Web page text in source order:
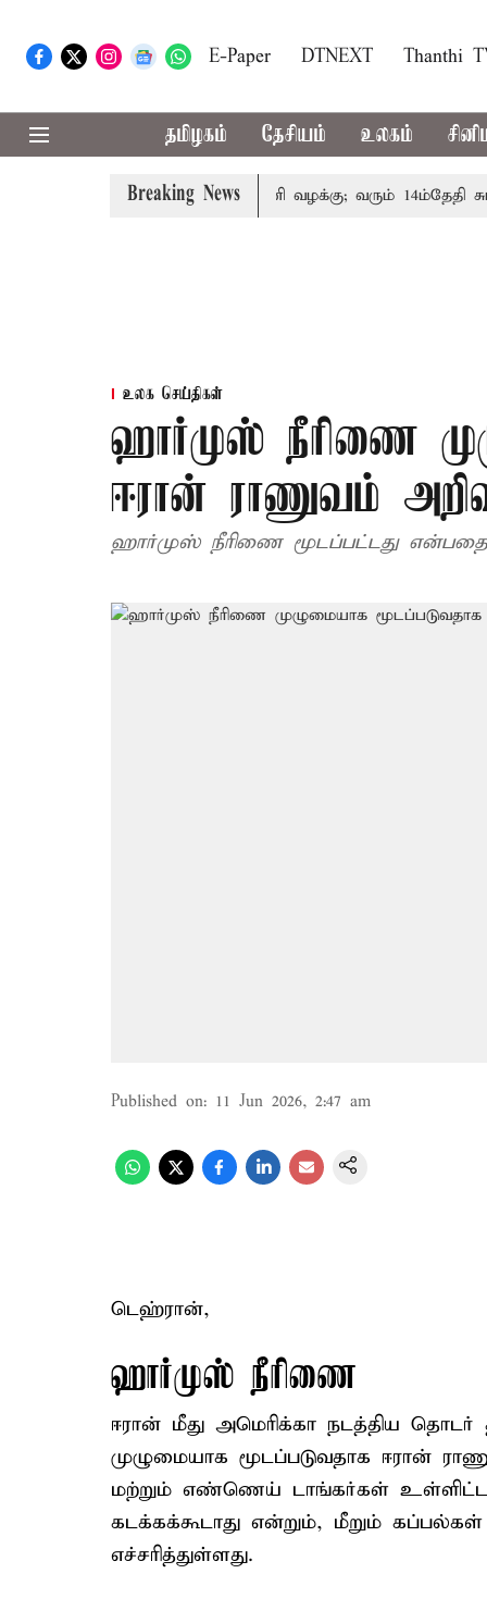
E-Paper DTNEXT Thanthi
தமிழகம் தேசியம் உலகம்
Breaking News
குடும்பத்தினருக்கு அரசுப்பணி வழக்கு; வரும் 14ம்தேதி
உலக செய்திகள்
ஹார்முஸ் நீரிணை
ஈரான் ராணுவம்
ஹார்முஸ் நீரிணை மூடப்பட்டது என்பதை
Published on: 11 Jun 2026, 2:47 am
டெஹ்ரான்,
ஹார்முஸ் நீரிணை
ஈரான் மீது அமெரிக்கா நடத்திய
முழுமையாக மூடப்படுவதாக ஈரான்
மற்றும் எண்ணெய் டாங்கர்கள்
கடக்கக்கூடாது என்றும், மீறும்
எச்சரித்துள்ளது.